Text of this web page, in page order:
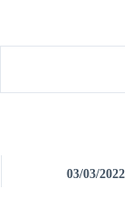
03/03/